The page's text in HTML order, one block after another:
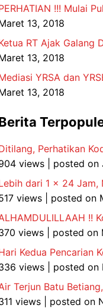
!!! Mulai
13, 2018
RT Ajak Galang
13, 2018
YRSA dan
13, 2018
Perhatikan
views
posted on
dari 1 x 24 Jam,
views
posted on
!!
views
posted on
Kedua Pencarian
views
posted on
Terjun Batu
views
posted on